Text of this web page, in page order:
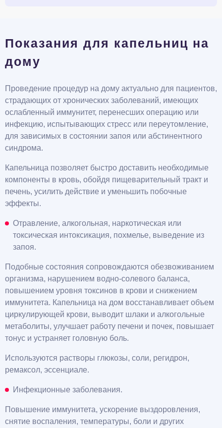
Показания для капельниц на
дому
Проведение процедур на дому актуально для пациентов,
страдающих от хронических заболеваний, имеющих
ослабленный иммунитет, перенесших операцию или
инфекцию, испытывающих стресс или переутомление,
для зависимых в состоянии запоя или абстинентного
синдрома.
Капельница позволяет быстро доставить необходимые
компоненты в кровь, обойдя пищеварительный тракт и
печень, усилить действие и уменьшить побочные
эффекты.
Отравление, алкогольная, наркотическая или
токсическая интоксикация, похмелье, выведение из
запоя.
Подобные состояния сопровождаются обезвоживанием
организма, нарушением водно-солевого баланса,
повышением уровня токсинов в крови и снижением
иммунитета. Капельница на дом восстанавливает объем
циркулирующей крови, выводит шлаки и алкогольные
метаболиты, улучшает работу печени и почек, повышает
тонус и устраняет головную боль.
Используются растворы глюкозы, соли, регидрон,
ремаксол, эссенциале.
Инфекционные заболевания.
Повышение иммунитета, ускорение выздоровления,
снятие воспаления, температуры, боли и других